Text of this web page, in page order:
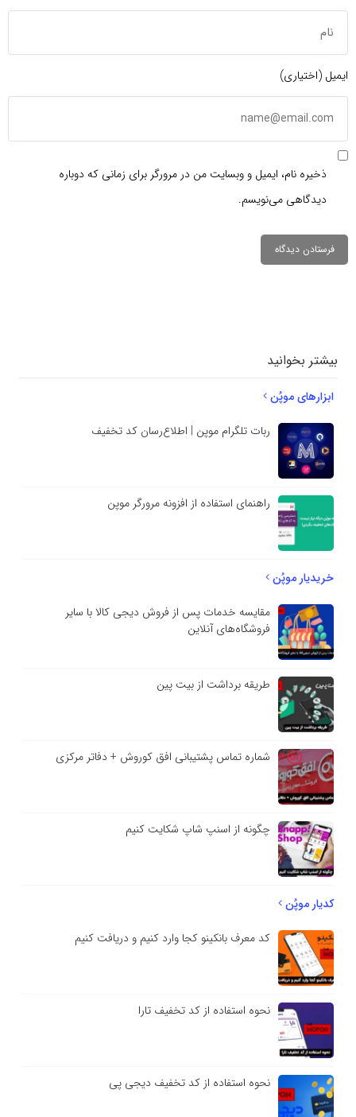
ایمیل (اختیاری)
ذخیره نام، ایمیل و وبسایت من در مرورگر برای زمانی که دوباره
دیدگاهی می‌نویسم.
بیشتر بخوانید
ابزارهای موپُن
ربات تلگرام موپن | اطلاع‌رسان کد تخفیف
راهنمای استفاده از افزونه مرورگر موپن
خریدیار موپُن
مقایسه خدمات پس از فروش دیجی کالا با سایر
فروشگاه‌های آنلاین
طریقه برداشت از بیت پین
شماره تماس پشتیبانی افق کوروش + دفاتر مرکزی
چگونه از اسنپ شاپ شکایت کنیم
کدیار موپُن
کد معرف بانکینو کجا وارد کنیم و دریافت کنیم
نحوه استفاده از کد تخفیف تارا
نحوه استفاده از کد تخفیف دیجی پی